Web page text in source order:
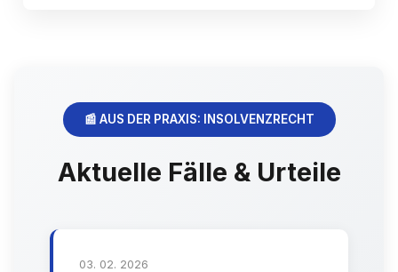
📰 AUS DER PRAXIS: INSOLVENZRECHT
Aktuelle Fälle & Urteile
03. 02. 2026